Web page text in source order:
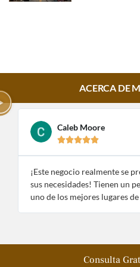
ACERCA DE
Caleb Moore

¡Este negocio realmente se
sus necesidades! Tienen un
uno de los mejores lugares
Consulta